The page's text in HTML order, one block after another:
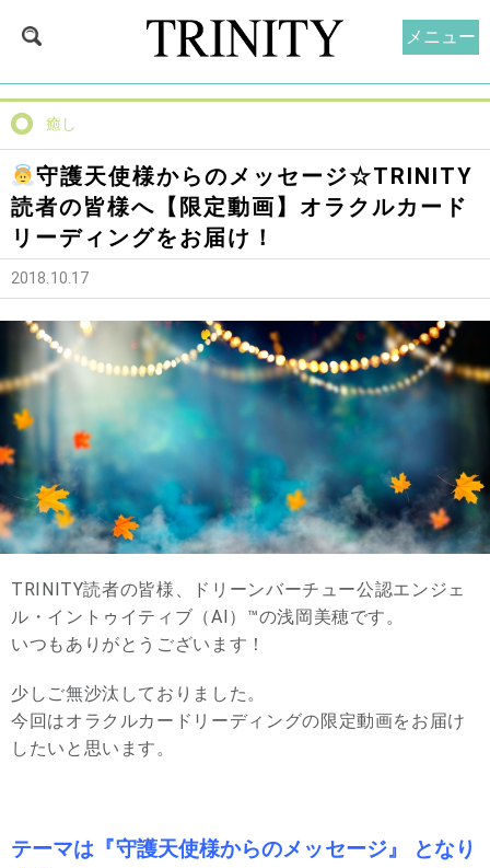
癒し
守護天使様からのメッセージ☆TRINITY
読者の皆様へ【限定動画】オラクルカード
リーディングをお届け！
2018.10.17
TRINITY読者の皆様、ドリーンバーチュー公認エンジェ
ル・イントゥイティブ（AI）™の浅岡美穂です。
いつもありがとうございます！
少しご無沙汰しておりました。
今回はオラクルカードリーディングの限定動画をお届け
したいと思います。
テーマは『守護天使様からのメッセージ』 となり
メニュー